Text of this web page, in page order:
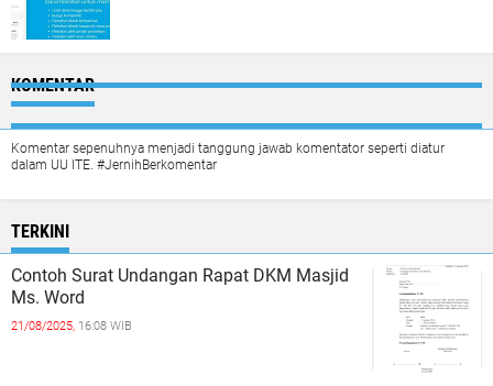
KOMENTAR
Komentar sepenuhnya menjadi tanggung jawab komentator seperti diatur
dalam UU ITE. #JernihBerkomentar
TERKINI
Contoh Surat Undangan Rapat DKM Masjid
Ms. Word
21/08/2025, 16:08 WIB